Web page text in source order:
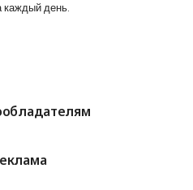
каждый день.